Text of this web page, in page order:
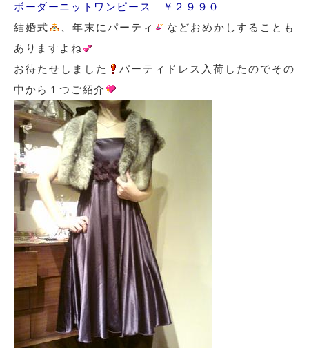
ボーダーニットワンピース ￥２９９０
結婚式
、年末にパーティ
などおめかしすることも
ありますよね
お待たせしました
パーティドレス入荷したのでその
中から１つご紹介